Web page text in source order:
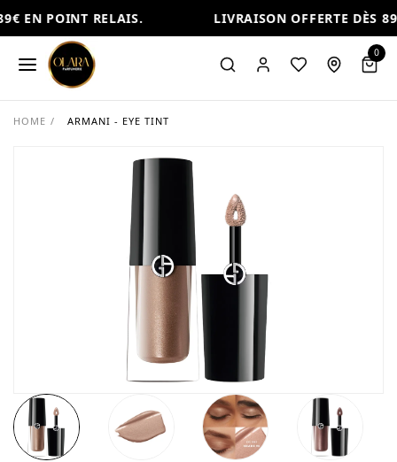
EN POINT RELAIS. LIVRAISON OFFERTE DÈS
0
HOME / ARMANI - EYE TINT